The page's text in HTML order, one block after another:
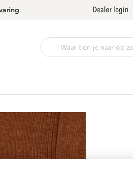
Dealer login